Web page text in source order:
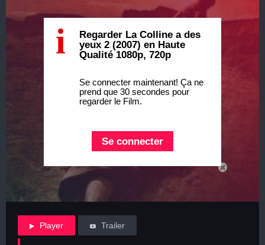
i
Regarder La Colline a des
yeux 2 (2007) en Haute
Qualité 1080p, 720p
Se connecter maintenant! Ça ne
prend que 30 secondes pour
regarder le Film.
Se connecter
Player Trailer